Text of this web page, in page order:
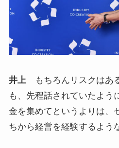
井上 もちろんリスクはあ
も、先程話されていたよう
金を集めてというよりは、
ちから経営を経験するよう